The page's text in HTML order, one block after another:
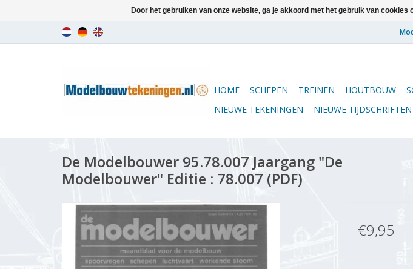
HOME SCHEPEN TREINEN HOUTBOUW
NIEUWE TEKENINGEN
NIEUWE TIJDSCHRIFTEN
De Modelbouwer 95.78.007 Jaargang "De
Modelbouwer" Editie : 78.007 (PDF)
€9,95
Door het gebruiken van onze website, ga je akkoord met het gebruik van cookies